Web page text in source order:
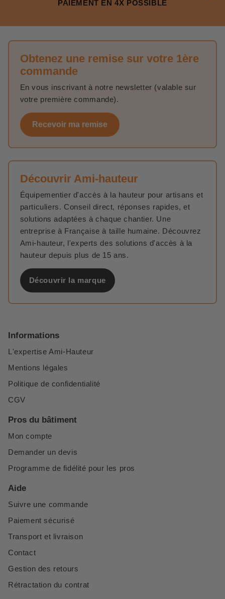
PAIEMENT EN 4X POSSIBLE
Obtenez une remise sur votre 1ère
commande
En vous inscrivant à notre newsletter (valable sur
votre première commande).
Recevoir ma remise
Découvrir Ami-hauteur
Équipementier d'accès à la hauteur pour artisans et
particuliers. Conseil direct, réponses rapides, et
solutions adaptées à chaque chantier. Une
entreprise à Française à taille humaine. Découvrez
Ami-hauteur, l'experts des solutions d'accès à la
hauteur depuis plus de 15 ans.
Découvrir la marque
Informations
L'expertise Ami-Hauteur
Mentions légales
Politique de confidentialité
CGV
Pros du bâtiment
Mon compte
Demander un devis
Programme de fidélité pour les pros
Aide
Suivre une commande
Paiement sécurisé
Transport et livraison
Contact
Gestion des retours
Rétractation du contrat